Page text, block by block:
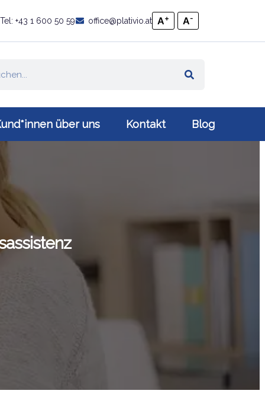
Tel: +43 1 600 50 59 office@plativio.at A+ A-
über uns Kontakt Blog